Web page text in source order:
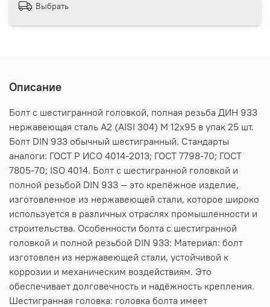
Выбрать
Описание
Болт с шестигранной головкой, полная резьба ДИН 933
нержавеющая сталь А2 (AISI 304) M 12х95 в упак 25 шт.
Болт DIN 933 обычный шестигранный. Стандарты
аналоги: ГОСТ Р ИСО 4014-2013; ГОСТ 7798-70; ГОСТ
7805-70; ISO 4014. Болт с шестигранной головкой и
полной резьбой DIN 933 — это крепёжное изделие,
изготовленное из нержавеющей стали, которое широко
используется в различных отраслях промышленности и
строительства. Особенности болта с шестигранной
головкой и полной резьбой DIN 933: Материал: болт
изготовлен из нержавеющей стали, устойчивой к
коррозии и механическим воздействиям. Это
обеспечивает долговечность и надёжность крепления.
Шестигранная головка: головка болта имеет